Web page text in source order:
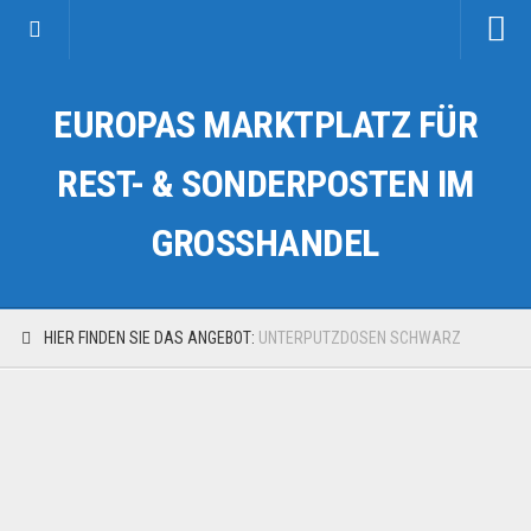
Kategorien
Auto & Motorrad
Fahrzeuge & Transport
EUROPAS MARKTPLATZ FÜR
REST- & SONDERPOSTEN IM
GROSSHANDEL
HIER FINDEN SIE DAS ANGEBOT: UNTERPUTZDOSEN SCHWARZ